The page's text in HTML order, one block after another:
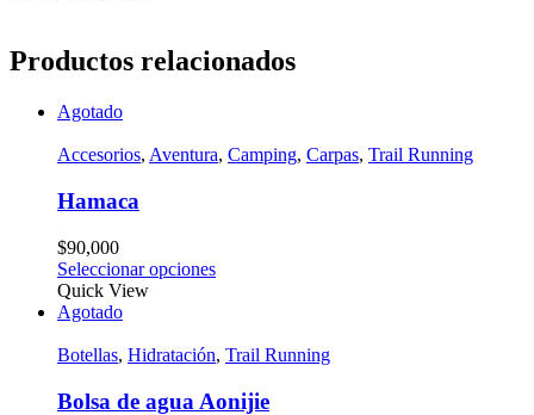
Productos relacionados
Agotado
Accesorios, Aventura, Camping, Carpas, Trail Running
Hamaca
$90,000
Seleccionar opciones
Quick View
Agotado
Botellas, Hidratación, Trail Running
Bolsa de agua Aonijie